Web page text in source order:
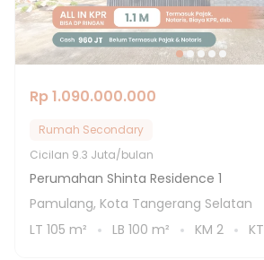
Rp 1.090.000.000
Rumah Secondary
Cicilan 9.3 Juta/bulan
Perumahan Shinta Residence 1
Pamulang, Kota Tangerang Selatan
LT 105 m² LB 100 m² KM 2 KT